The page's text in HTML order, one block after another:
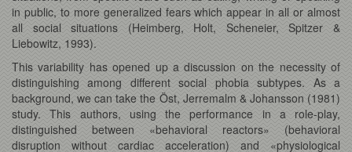
in public, to more generalized fears which appear in all or almost
all social situations (Heimberg, Holt, Scheneier, Spitzer &
Liebowitz, 1993).
This variability has opened up a discussion on the necessity of
distinguishing among different social phobia subtypes. As a
background, we can take the Öst, Jerremalm & Johansson (1981)
study. This authors, using the performance in a role-play,
distinguished between «behavioral reactors» (behavioral
disruption without cardiac acceleration) and «physiological